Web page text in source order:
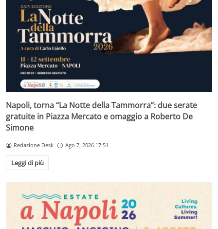
Napoli, torna “La Notte della Tammorra”: due serate
gratuite in Piazza Mercato e omaggio a Roberto De
Simone
Redazione Desk Ago 7, 2026 17:51
Leggi di più